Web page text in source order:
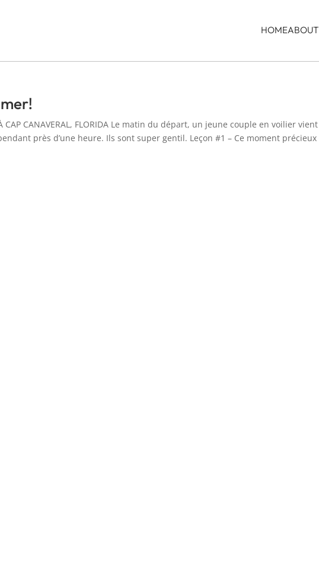
HOMEABOUT
À CAP CANAVERAL, FLORIDA Le matin du départ, un jeune couple en voilier vient
près d’une heure. Ils sont super gentil. Leçon #1 – Ce moment précieux